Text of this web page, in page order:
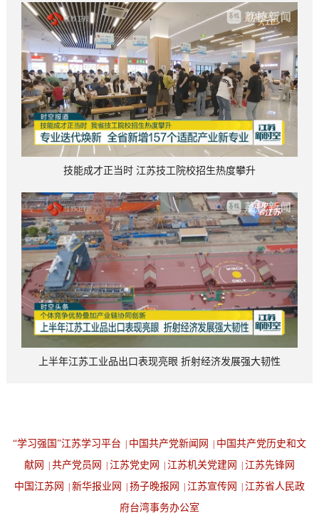
技能成才正当时 江苏技工院校招生热度攀升
上半年江苏工业品出口表现亮眼 折射经济发展强大韧性
“学习强国”江苏学习平台 中国共产党新闻网
中国共产党历史和文
献网
共产党员网 江苏党史网 江苏机关党建网
江苏先锋网
中国江苏网
新华报业网 扬子晚报网 江苏宣传网
江苏省人民政
府台湾事务办公室